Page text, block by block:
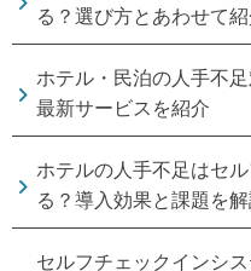
る？選び方とあわせて
ホテル・民泊の人手不
最新サービスを紹介
ホテルの人手不足はセ
る？導入効果と課題を解
セルフチェックインシ